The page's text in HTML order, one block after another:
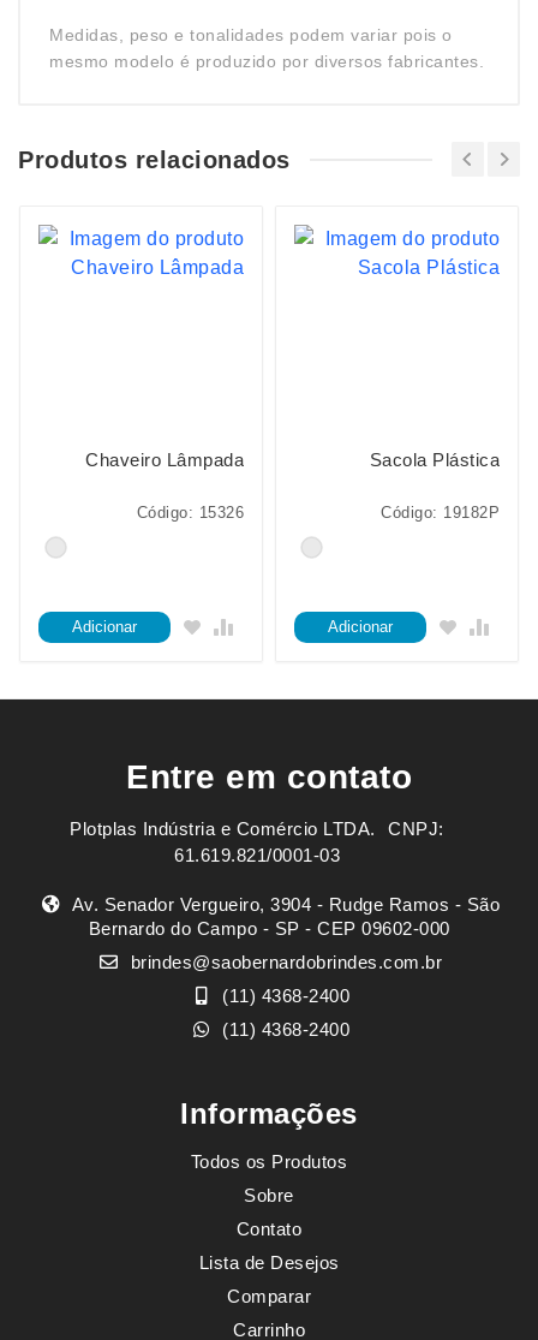
Medidas, peso e tonalidades podem variar pois o
mesmo modelo é produzido por diversos fabricantes.
Produtos relacionados
Chaveiro Lâmpada
Código: 15326
Adicionar
Sacola Plástica
Código: 19182P
Adicionar
Entre em contato
Plotplas Indústria e Comércio LTDA. ㅤㅤㅤ CNPJ:
61.619.821/0001-03
Av. Senador Vergueiro, 3904 - Rudge Ramos - São
Bernardo do Campo - SP - CEP 09602-000
brindes@saobernardobrindes.com.br
(11) 4368-2400
(11) 4368-2400
Informações
Todos os Produtos
Sobre
Contato
Lista de Desejos
Comparar
Carrinho